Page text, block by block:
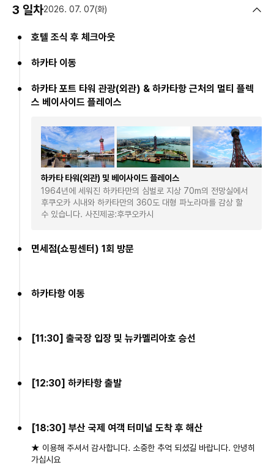
3 일차2026. 07. 07(화)
호텔 조식 후 체크아웃
하카타 이동
하카타 포트 타워 관광(외관) & 하카타항 근처의 멀티 플렉
스 베이사이드 플레이스
하카타 타워(외관) 및 베이사이드 플레이스
1964년에 세워진 하카타만의 심벌로 지상 70m의 전망실에서
후쿠오카 시내와 하카타만의 360도 대형 파노라마를 감상 할
수 있습니다. 사진제공:후쿠오카시
면세점(쇼핑센터) 1회 방문
하카타항 이동
[11:30] 출국장 입장 및 뉴카멜리아호 승선
[12:30] 하카타항 출발
[18:30] 부산 국제 여객 터미널 도착 후 해산
★ 이용해 주셔서 감사합니다. 소중한 추억 되셨길 바랍니다. 안녕히
가십시요